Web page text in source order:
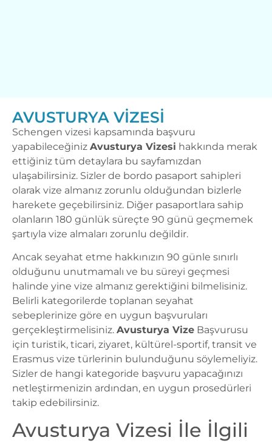
AVUSTURYA VIZESI
Schengen vizesi kapsamında başvuru
yapabileceğiniz Avusturya Vizesi hakkında merak
ettiğiniz tüm detaylara bu sayfamızdan
ulaşabilirsiniz. Sizler de bordo pasaport sahipleri
olarak vize almanız zorunlu olduğundan bizlerle
harekete geçebilirsiniz. Diğer pasaportlara sahip
olanların 180 günlük süreçte 90 günü geçmemek
şartıyla vize almaları zorunlu değildir.
Ancak seyahat etme hakkınızın 90 günle sınırlı
olduğunu unutmamalı ve bu süreyi geçmesi
halinde yine vize almanız gerektiğini bilmelisiniz.
Belirli kategorilerde toplanan seyahat
sebeplerinize göre en uygun başvuruları
gerçekleştirmelisiniz. Avusturya Vize Başvurusu
için turistik, ticari, ziyaret, kültürel-sportif, transit ve
Erasmus vize türlerinin bulunduğunu söylemeliyiz.
Sizler de hangi kategoride başvuru yapacağınızı
netleştirmenizin ardından, en uygun prosedürleri
takip edebilirsiniz.
Avusturya Vizesi İle İlgili